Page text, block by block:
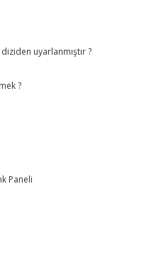
uyarlanmıştır ?
?